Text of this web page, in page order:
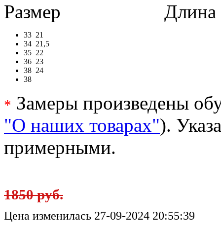
Размер
Длина в
33 21
34 21,5
35 22
36 23
38 24
38
* Замеры произведены
"О наших товарах").
примерными.
1850 руб.
Цена изменилась 27-09-2024 20:55:39